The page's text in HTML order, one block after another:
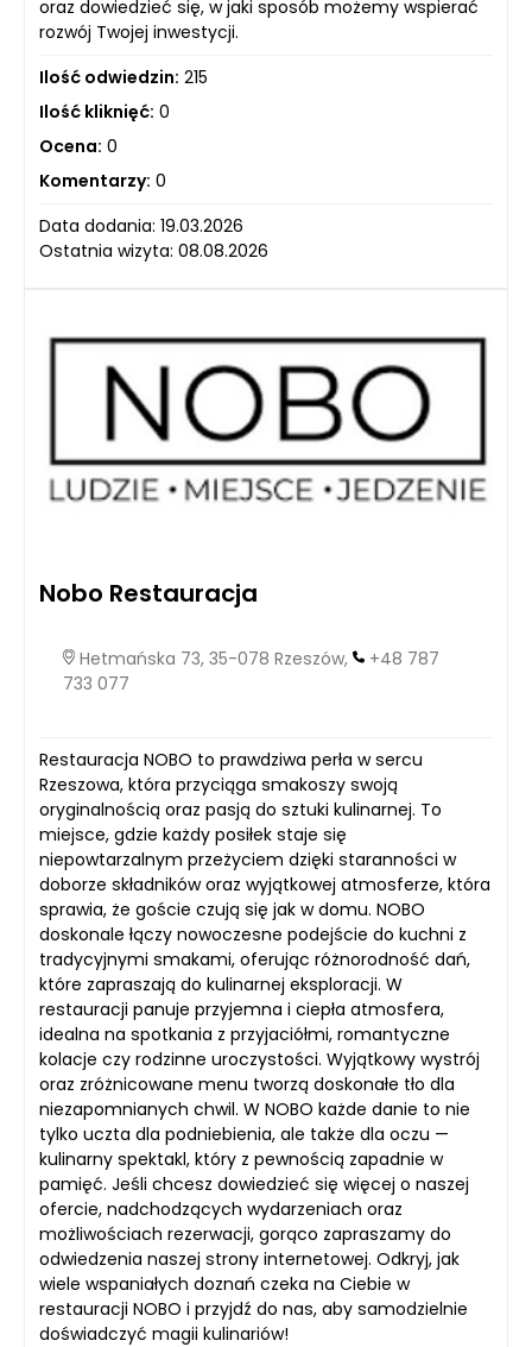
oraz dowiedzieć się, w jaki sposób możemy wspierać
rozwój Twojej inwestycji.
Ilość odwiedzin: 215
Ilość kliknięć: 0
Ocena: 0
Komentarzy: 0
Data dodania: 19.03.2026
Ostatnia wizyta: 08.08.2026
Nobo Restauracja
Hetmańska 73, 35-078 Rzeszów,
+48 787
733 077
Restauracja NOBO to prawdziwa perła w sercu
Rzeszowa, która przyciąga smakoszy swoją
oryginalnością oraz pasją do sztuki kulinarnej. To
miejsce, gdzie każdy posiłek staje się
niepowtarzalnym przeżyciem dzięki staranności w
doborze składników oraz wyjątkowej atmosferze, która
sprawia, że goście czują się jak w domu. NOBO
doskonale łączy nowoczesne podejście do kuchni z
tradycyjnymi smakami, oferując różnorodność dań,
które zapraszają do kulinarnej eksploracji. W
restauracji panuje przyjemna i ciepła atmosfera,
idealna na spotkania z przyjaciółmi, romantyczne
kolacje czy rodzinne uroczystości. Wyjątkowy wystrój
oraz zróżnicowane menu tworzą doskonałe tło dla
niezapomnianych chwil. W NOBO każde danie to nie
tylko uczta dla podniebienia, ale także dla oczu —
kulinarny spektakl, który z pewnością zapadnie w
pamięć. Jeśli chcesz dowiedzieć się więcej o naszej
ofercie, nadchodzących wydarzeniach oraz
możliwościach rezerwacji, gorąco zapraszamy do
odwiedzenia naszej strony internetowej. Odkryj, jak
wiele wspaniałych doznań czeka na Ciebie w
restauracji NOBO i przyjdź do nas, aby samodzielnie
doświadczyć magii kulinariów!